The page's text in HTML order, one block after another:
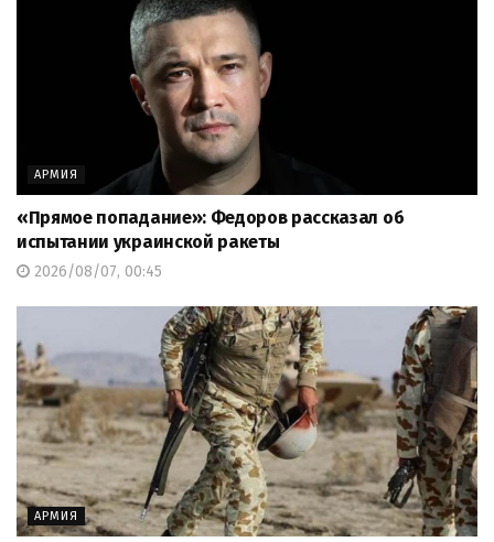
АРМИЯ
«Прямое попадание»: Федоров рассказал об
испытании украинской ракеты
2026/08/07, 00:45
АРМИЯ